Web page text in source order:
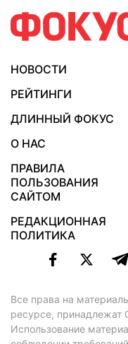
НОВОСТИ
РЕЙТИНГИ
ДЛИННЫЙ ФОКУС
О НАС
ПРАВИЛА
ПОЛЬЗОВАНИЯ
САЙТОМ
РЕДАКЦИОННАЯ
ПОЛИТИКА
Все права на
ресурсе,
Использование